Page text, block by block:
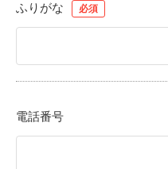
ふりがな
電話番号